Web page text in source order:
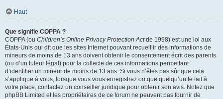
Haut
Que signifie COPPA ?
COPPA (ou Children’s Online Privacy Protection Actde 1998) est une loi aux
États-Unis qui dit que les sites Internet pouvant recueillir des informations de
mineurs de moins de 13 ans doivent obtenir le consentement écrit des parents
(ou d’un tuteur légal) pour la collecte de ces informations permettant
d’identifier un mineur de moins de 13 ans. Si vous n’êtes pas sûr que cela
s’applique à vous, lorsque vous vous enregistrez ou que quelqu’un le fait à
votre place, contactez un conseiller juridique pour obtenir son avis. Notez que
phpBB Limited et les propriétaires de ce forum ne peuvent pas fournir de